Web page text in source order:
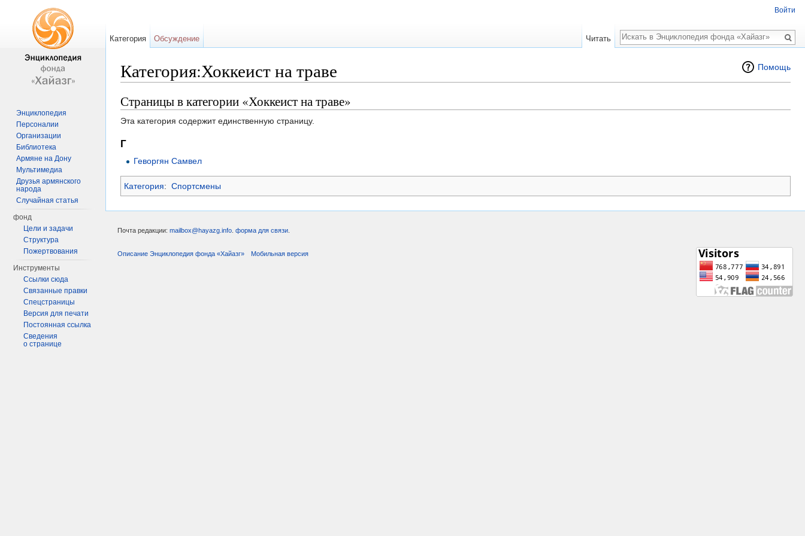
Помощь
Категория:Хоккеист на траве
Страницы в категории «Хоккеист на траве»
Эта категория содержит единственную страницу.
Г
Геворгян Самвел
Категория: Спортсмены
Войти
Категория Обсуждение Читать
Поиск
Энциклопедия
Персоналии
Организации
Библиотека
Армяне на Дону
Мультимедиа
Друзья армянского
народа
Случайная статья
фонд
Цели и задачи
Структура
Пожертвования
Инструменты
Ссылки сюда
Связанные правки
Спецстраницы
Версия для печати
Постоянная ссылка
Сведения
о странице
Почта редакции: mailbox@hayazg.info форма для связи
Описание Энциклопедия фонда «Хайазг» Мобильная версия